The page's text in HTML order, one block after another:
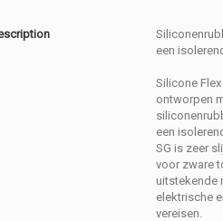
een
Silicone
ontworpen
een
SG is zeer
voor zware
uitstekende
elektrische
vereisen.